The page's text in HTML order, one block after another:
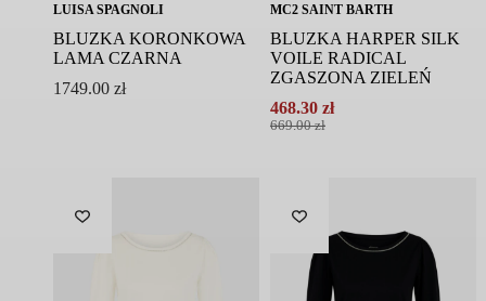
LUISA SPAGNOLI
BLUZKA KORONKOWA
LAMA CZARNA
1749.00 zł
MC2 SAINT BARTH
BLUZKA HARPER SILK
VOILE RADICAL
ZGASZONA ZIELEŃ
669.00zł
Pierwotna
468.30 zł
Aktualna